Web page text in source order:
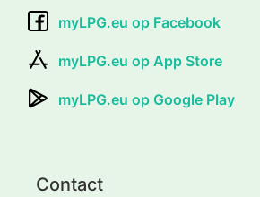
myLPG.eu op Facebook
myLPG.eu op App Store
myLPG.eu op Google Play
Contact